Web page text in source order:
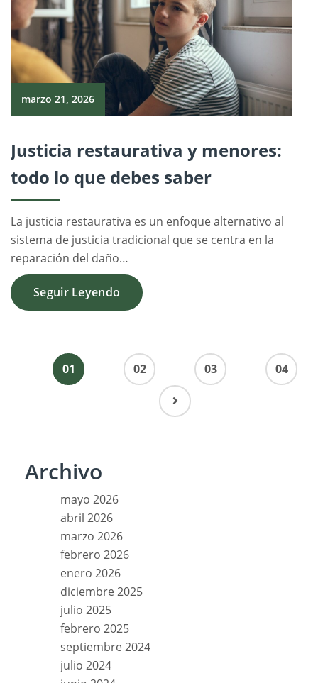
marzo 21, 2026
Justicia restaurativa y menores:
todo lo que debes saber
La justicia restaurativa es un enfoque alternativo al
sistema de justicia tradicional que se centra en la
reparación del daño…
Seguir Leyendo
01 02 03 04
Archivo
mayo 2026
abril 2026
marzo 2026
febrero 2026
enero 2026
diciembre 2025
julio 2025
febrero 2025
septiembre 2024
julio 2024